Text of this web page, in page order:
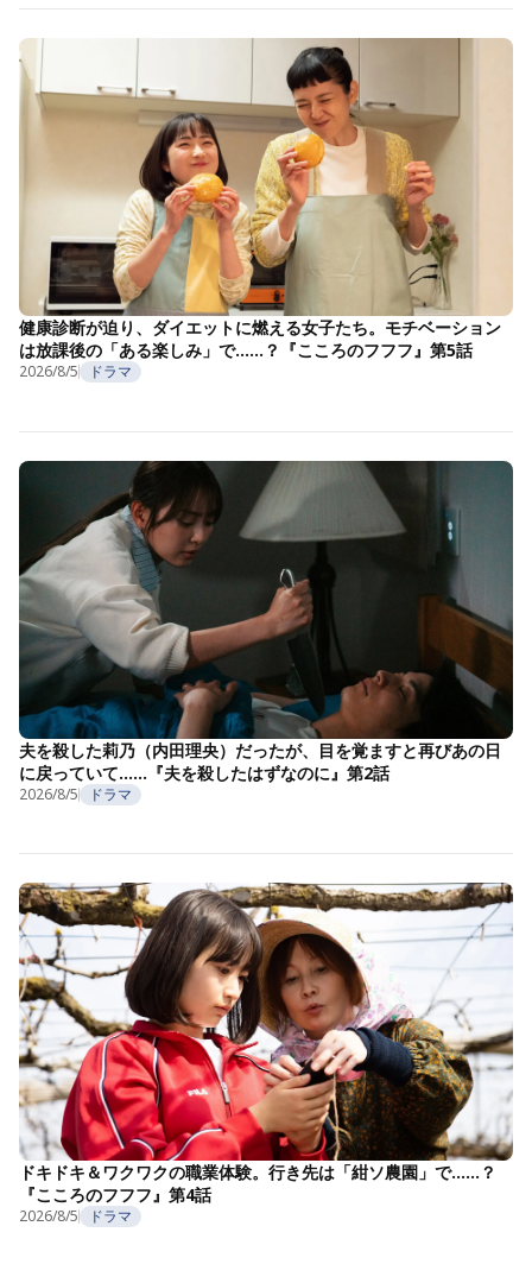
健康診断が迫り、ダイエットに燃える女子たち。モチベーション
は放課後の「ある楽しみ」で……？『こころのフフフ』第5話
2026/8/5 ドラマ
夫を殺した莉乃（内田理央）だったが、目を覚ますと再びあの日
に戻っていて……『夫を殺したはずなのに』第2話
2026/8/5 ドラマ
ドキドキ＆ワクワクの職業体験。行き先は「紺ソ農園」で……？
『こころのフフフ』第4話
2026/8/5 ドラマ